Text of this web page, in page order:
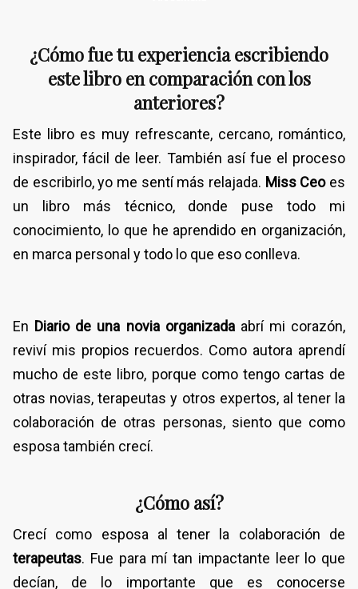
¿Cómo fue tu experiencia escribiendo
este libro en comparación con los
anteriores?
Este libro es muy refrescante, cercano, romántico,
inspirador, fácil de leer. También así fue el proceso
de escribirlo, yo me sentí más relajada. Miss Ceoes
un libro más técnico, donde puse todo mi
conocimiento, lo que he aprendido en organización,
en marca personal y todo lo que eso conlleva.
En Diario de una novia organizadaabrí mi corazón,
reviví mis propios recuerdos. Como autora aprendí
mucho de este libro, porque como tengo cartas de
otras novias, terapeutas y otros expertos, al tener la
colaboración de otras personas, siento que como
esposa también crecí.
¿Cómo así?
Crecí como esposa al tener la colaboración de
terapeutas. Fue para mí tan impactante leer lo que
decían, de lo importante que es conocerse